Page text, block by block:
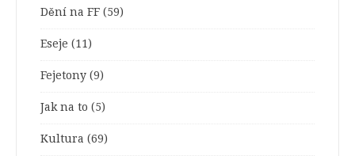
Dění na FF (59)
Eseje (11)
Fejetony (9)
Jak na to (5)
Kultura (69)